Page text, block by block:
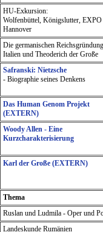
HU-Exkursion:
Wolfenbüttel, Königslutter,
Hannover
Die germanischen
Italien und Theoderich der Große
Safranski: Nietzsche
- Biographie seines Denkens
Das Human Genom Projekt
(EXTERN)
Woody Allen - Eine
Kurzcharakterisierung
Karl der Große (EXTERN)
Thema
Ruslan und Ludmila - Oper und
Landeskunde Rumänien